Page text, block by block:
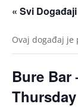
« Svi Događaji
Ovaj događaj je
Bure Bar